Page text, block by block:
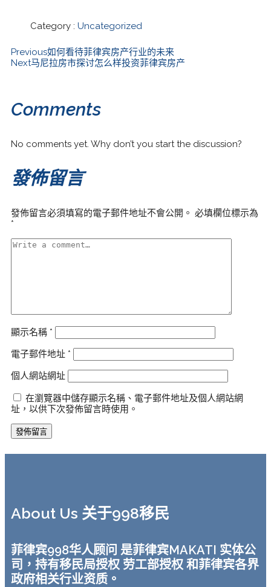
Category : Uncategorized
Previous如何看待菲律宾房产行业的未来
Next马尼拉房市探讨怎么样投资菲律宾房产
Comments
No comments yet. Why don’t you start the discussion?
發佈留言
發佈留言必須填寫的電子郵件地址不會公開。 必填欄位標示為
*
顯示名稱 *
電子郵件地址 *
個人網站網址
在瀏覽器中儲存顯示名稱、電子郵件地址及個人網站網
址，以供下次發佈留言時使用。
About Us 关于998移民
菲律宾998华人顾问 是菲律宾MAKATI 实体公
司，持有移民局授权 劳工部授权 和菲律宾各界
政府相关行业资质。